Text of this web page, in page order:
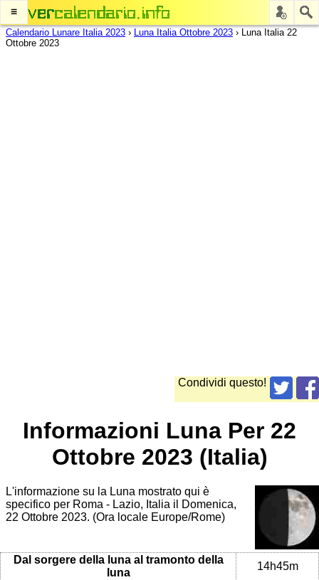
≡
Calendario Lunare Italia 2023 › Luna Italia Ottobre 2023 › Luna Italia 22
Ottobre 2023
Condividi questo!
Informazioni Luna Per 22
Ottobre 2023 (Italia)
L'informazione su la Luna mostrato qui è
specifico per Roma - Lazio, Italia il Domenica,
22 Ottobre 2023. (Ora locale Europe/Rome)
Dal sorgere della luna al tramonto della
luna
14h45m